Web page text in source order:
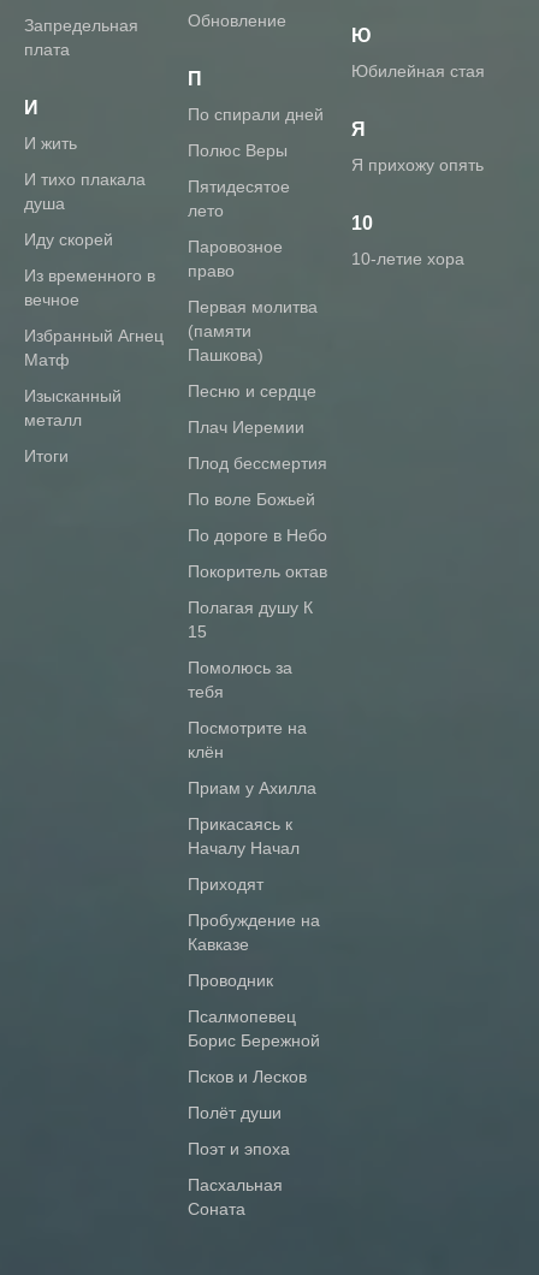
Запредельная
плата
И
И жить
И тихо плакала
душа
Иду скорей
Из временного в
вечное
Избранный Агнец
Матф
Изысканный
металл
Итоги
Обновление
П
По спирали дней
Полюс Веры
Пятидесятое
лето
Паровозное
право
Первая молитва
(памяти
Пашкова)
Песню и сердце
Плач Иеремии
Плод бессмертия
По воле Божьей
По дороге в Небо
Покоритель октав
Полагая душу К
15
Помолюсь за
тебя
Посмотрите на
клён
Приам у Ахилла
Прикасаясь к
Началу Начал
Приходят
Пробуждение на
Кавказе
Проводник
Псалмопевец
Борис Бережной
Псков и Лесков
Полёт души
Поэт и эпоха
Пасхальная
Соната
Ю
Юбилейная стая
Я
Я прихожу опять
10
10-летие хора